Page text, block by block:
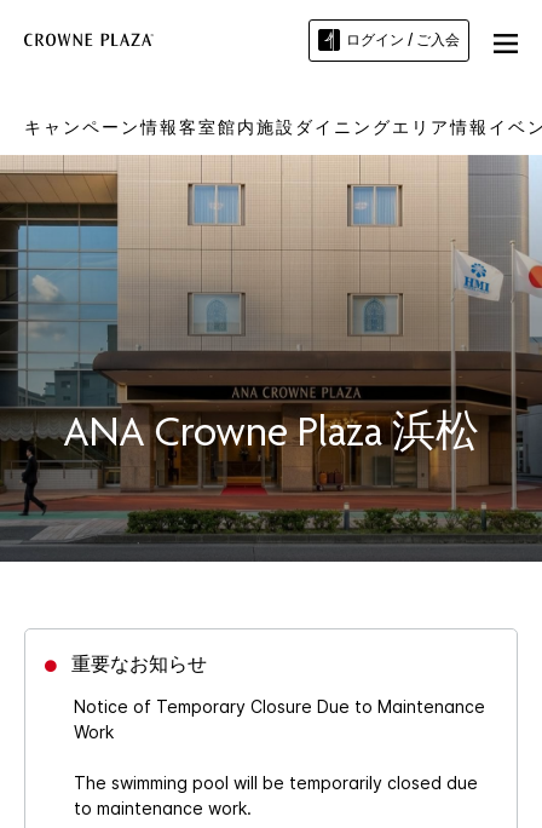
ログイン / ご入会
キャンペーン情報客室館内施設 ダイニングエリア情報 イベ
ANA Crowne Plaza 浜松
重要なお知らせ
Notice of Temporary Closure Due to Maintenance
Work
The swimming pool will be temporarily closed due
to maintenance work.